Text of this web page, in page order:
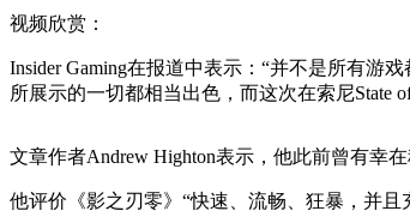
视频欣赏：
Insider Gaming在报道中表示：“并不是所有游
所展示的一切都相当出色，而这次在索尼State
文章作者Andrew Highton表示，他此前曾有幸
他评价《影之刃零》“快速、流畅、狂暴，并